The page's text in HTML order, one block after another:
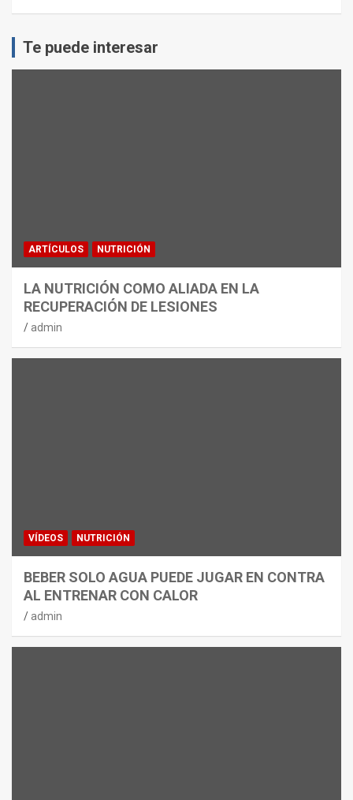
Te puede interesar
ARTÍCULOS NUTRICIÓN
LA NUTRICIÓN COMO ALIADA EN LA
RECUPERACIÓN DE LESIONES
admin
VÍDEOS NUTRICIÓN
BEBER SOLO AGUA PUEDE JUGAR EN CONTRA
AL ENTRENAR CON CALOR
admin